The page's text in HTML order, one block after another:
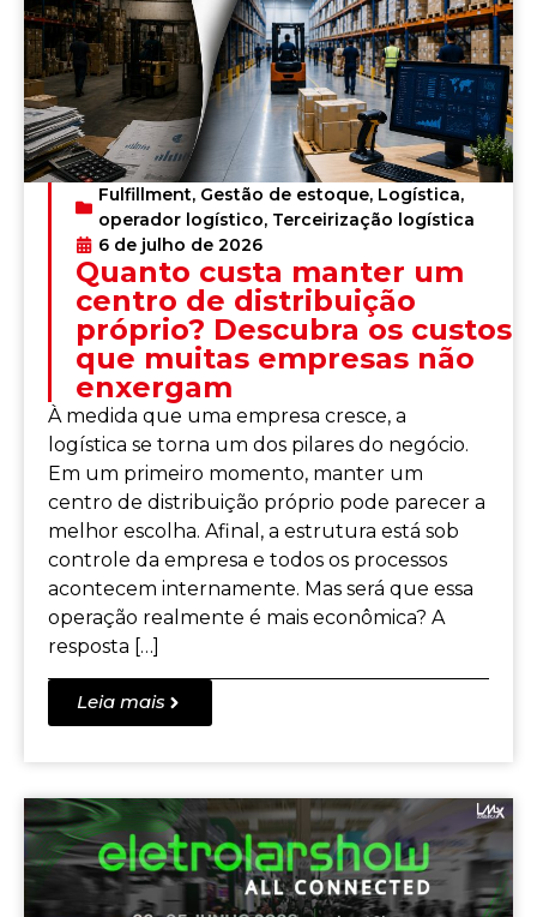
Fulfillment, Gestão de estoque, Logística,
operador logístico, Terceirização logística
6 de julho de 2026
Quanto custa manter um
centro de distribuição
próprio? Descubra os custos
que muitas empresas não
enxergam
À medida que uma empresa cresce, a
logística se torna um dos pilares do negócio.
Em um primeiro momento, manter um
centro de distribuição próprio pode parecer a
melhor escolha. Afinal, a estrutura está sob
controle da empresa e todos os processos
acontecem internamente. Mas será que essa
operação realmente é mais econômica? A
resposta […]
Leia mais